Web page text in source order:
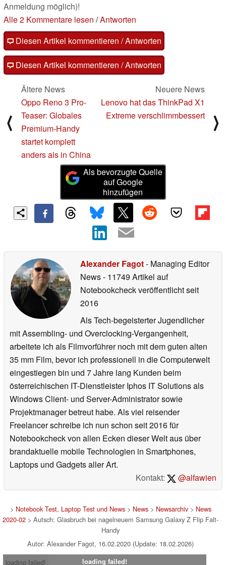
Anmeldung möglich)!
Alle 2 Kommentare lesen /Antworten
Diesen Artikel kommentieren / Antworten
Diesen Artikel kommentieren / Antworten
⟨
Ältere News
Oppo Reno 3 Pro-
Teaser: Globales
Premium-Handy
startet komplett
anders als in China
Neuere News
Lenovo hat das ThinkPad X1
Extreme verschlimmbessert
⟩
Als bevorzugte Quelle
auf Google
hinzufügen
Alexander Fagot- Managing Editor
News- 11749 Artikel auf
Notebookcheck veröffentlichtseit
2016
Als Tech-begeisterter Jugendlicher
mit Assembling- und Overclocking-Vergangenheit,
arbeitete ich als Filmvorführer noch mit dem guten alten
35 mm Film, bevor ich professionell in die Computerwelt
eingestiegen bin und 7 Jahre lang Kunden beim
österreichischen IT-Dienstleister Iphos IT Solutions als
Windows Client- und Server-Administrator sowie
Projektmanager betreut habe. Als viel reisender
Freelancer schreibe ich nun schon seit 2016 für
Notebookcheck von allen Ecken dieser Welt aus über
brandaktuelle mobile Technologien in Smartphones,
Laptops und Gadgets aller Art.
Kontakt:
@alfawien
> Notebook Test, Laptop Test und News> News> Newsarchiv> News
2020-02 > Autsch: Glasbruch bei nagelneuem Samsung Galaxy Z Flip Falt-
Handy
Autor: Alexander Fagot, 16.02.2020 (Update: 18.02.2026)
loading failed!
loading failed!